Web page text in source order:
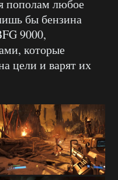
пополам любое
бы бензина
9000,
которые
цели и варят их